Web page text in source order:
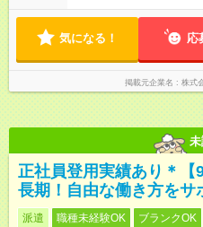
気になる！ 応
掲載元企業名 株式
正社員登用実績あり＊【
長期！自由な働き方をサ
派遣 職種未経験OK ブランクOK